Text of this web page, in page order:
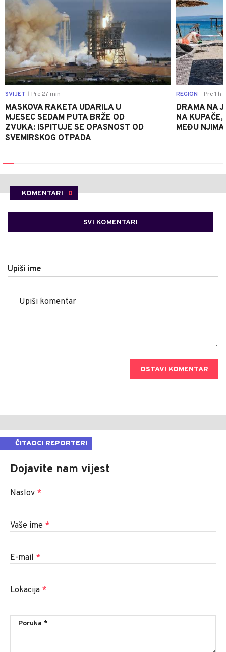
SVIJET Pre 27 min
MASKOVA RAKETA UDARILA U
MJESEC SEDAM PUTA BRŽE OD
ZVUKA: ISPITUJE SE OPASNOST OD
SVEMIRSKOG OTPADA
REGION Pre 1 h
DRAMA NA
NA
MEĐU NJIMA
KOMENTARI 0
SVI KOMENTARI
Upiši ime
OSTAVI KOMENTAR
ČITAOCI REPORTERI
Dojavite nam vijest
Naslov *
Vaše ime *
E-mail *
Lokacija *